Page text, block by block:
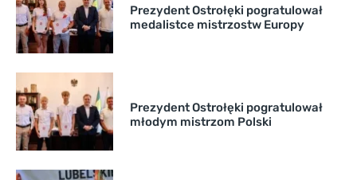
Prezydent Ostrołęki pogratulował
medalistce mistrzostw Europy
Prezydent Ostrołęki pogratulował
młodym mistrzom Polski